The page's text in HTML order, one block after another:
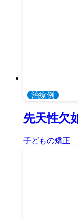
治療例
先天性欠
子どもの矯正